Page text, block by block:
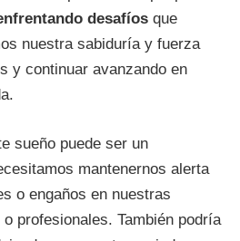
desafíos que
nuestra sabiduría y fuerza
y continuar avanzando en
sueño puede ser un
mantenernos alerta
o engaños en nuestras
profesionales. También podría